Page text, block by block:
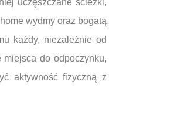
wydmy oraz bogatą
każdy, niezależnie od
do odpoczynku,
aktywność fizyczną z